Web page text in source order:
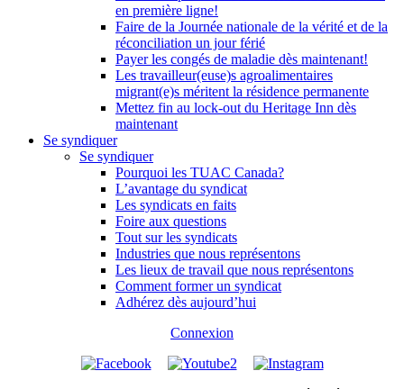
en première ligne!
Faire de la Journée nationale de la vérité et de la
réconciliation un jour férié
Payer les congés de maladie dès maintenant!
Les travailleur(euse)s agroalimentaires
migrant(e)s méritent la résidence permanente
Mettez fin au lock-out du Heritage Inn dès
maintenant
Se syndiquer
Se syndiquer
Pourquoi les TUAC Canada?
L’avantage du syndicat
Les syndicats en faits
Foire aux questions
Tout sur les syndicats
Industries que nous représentons
Les lieux de travail que nous représentons
Comment former un syndicat
Adhérez dès aujourd’hui
Connexion